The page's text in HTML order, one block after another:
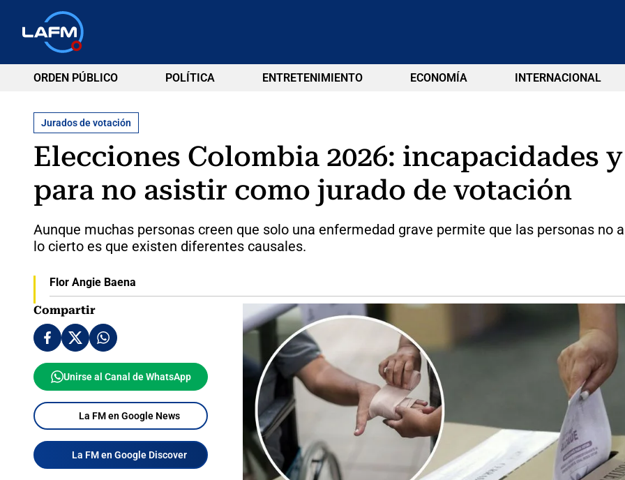
ORDEN PÚBLICO POLÍTICA ENTRETENIMIENTO ECONOMÍA INTERNACIONAL
Jurados de votación
Elecciones Colombia 2026: incapacidades
para no asistir como jurado de votación
Aunque muchas personas creen que solo una enfermedad grave permite que las personas no
lo cierto es que existen diferentes causales.
Flor Angie Baena
Compartir
Unirse al Canal de WhatsApp
La FM en Google News
La FM en Google Discover